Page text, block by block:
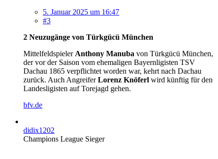
5. Januar 2025 um 16:47
#3
2 Neuzugänge von Türkgücü München
Mittelfeldspieler Anthony Manuba von Türkgücü München,
der vor der Saison vom ehemaligen Bayernligisten TSV
Dachau 1865 verpflichtet worden war, kehrt nach Dachau
zurück. Auch AngreiferLorenz Knöferl wird künftig für den
Landesligisten auf Torejagd gehen.
bfv.de
didix1202
Champions League Sieger